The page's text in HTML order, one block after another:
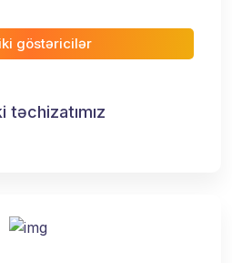
göstəricilər
təchizatımız